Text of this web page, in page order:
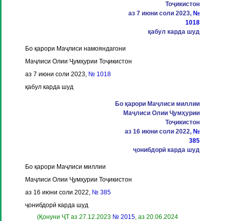
Тоҷикистон
аз 7 июни соли 2023, №
1018
қабул карда шуд
Бо қарори Маҷлиси намояндагони
Маҷлиси Олии Ҷумҳурии Тоҷикистон
аз 7 июни соли 2023, № 1018
қабул карда шуд
Бо қарори Маҷлиси миллии
Маҷлиси Олии Ҷумҳурии
Тоҷикистон
аз 16 июни соли 2022, №
385
ҷонибдорӣ карда шуд
Бо қарори Маҷлиси миллии
Маҷлиси Олии Ҷумҳурии Тоҷикистон
аз 16 июни соли 2022, № 385
ҷонибдорӣ карда шуд
(Қонуни ҶТ аз 27.12.2023 № 2015, аз 20.06.2024